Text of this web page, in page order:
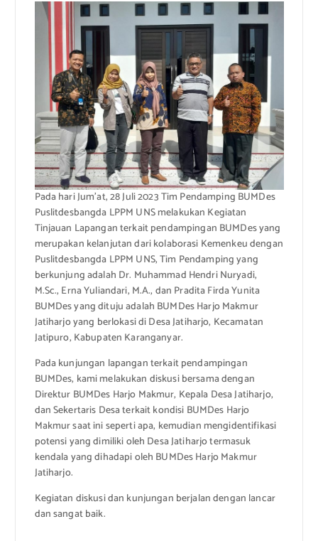
Pada hari Jum’at, 28 Juli 2023 Tim Pendamping BUMDes
Puslitdesbangda LPPM UNS melakukan Kegiatan
Tinjauan Lapangan terkait pendampingan BUMDes yang
merupakan kelanjutan dari kolaborasi Kemenkeu dengan
Puslitdesbangda LPPM UNS, Tim Pendamping yang
berkunjung adalah Dr. Muhammad Hendri Nuryadi,
M.Sc., Erna Yuliandari, M.A., dan Pradita Firda Yunita
BUMDes yang dituju adalah BUMDes Harjo Makmur
Jatiharjo yang berlokasi di Desa Jatiharjo, Kecamatan
Jatipuro, Kabupaten Karanganyar.
Pada kunjungan lapangan terkait pendampingan
BUMDes, kami melakukan diskusi bersama dengan
Direktur BUMDes Harjo Makmur, Kepala Desa Jatiharjo,
dan Sekertaris Desa terkait kondisi BUMDes Harjo
Makmur saat ini seperti apa, kemudian mengidentifikasi
potensi yang dimiliki oleh Desa Jatiharjo termasuk
kendala yang dihadapi oleh BUMDes Harjo Makmur
Jatiharjo.
Kegiatan diskusi dan kunjungan berjalan dengan lancar
dan sangat baik.